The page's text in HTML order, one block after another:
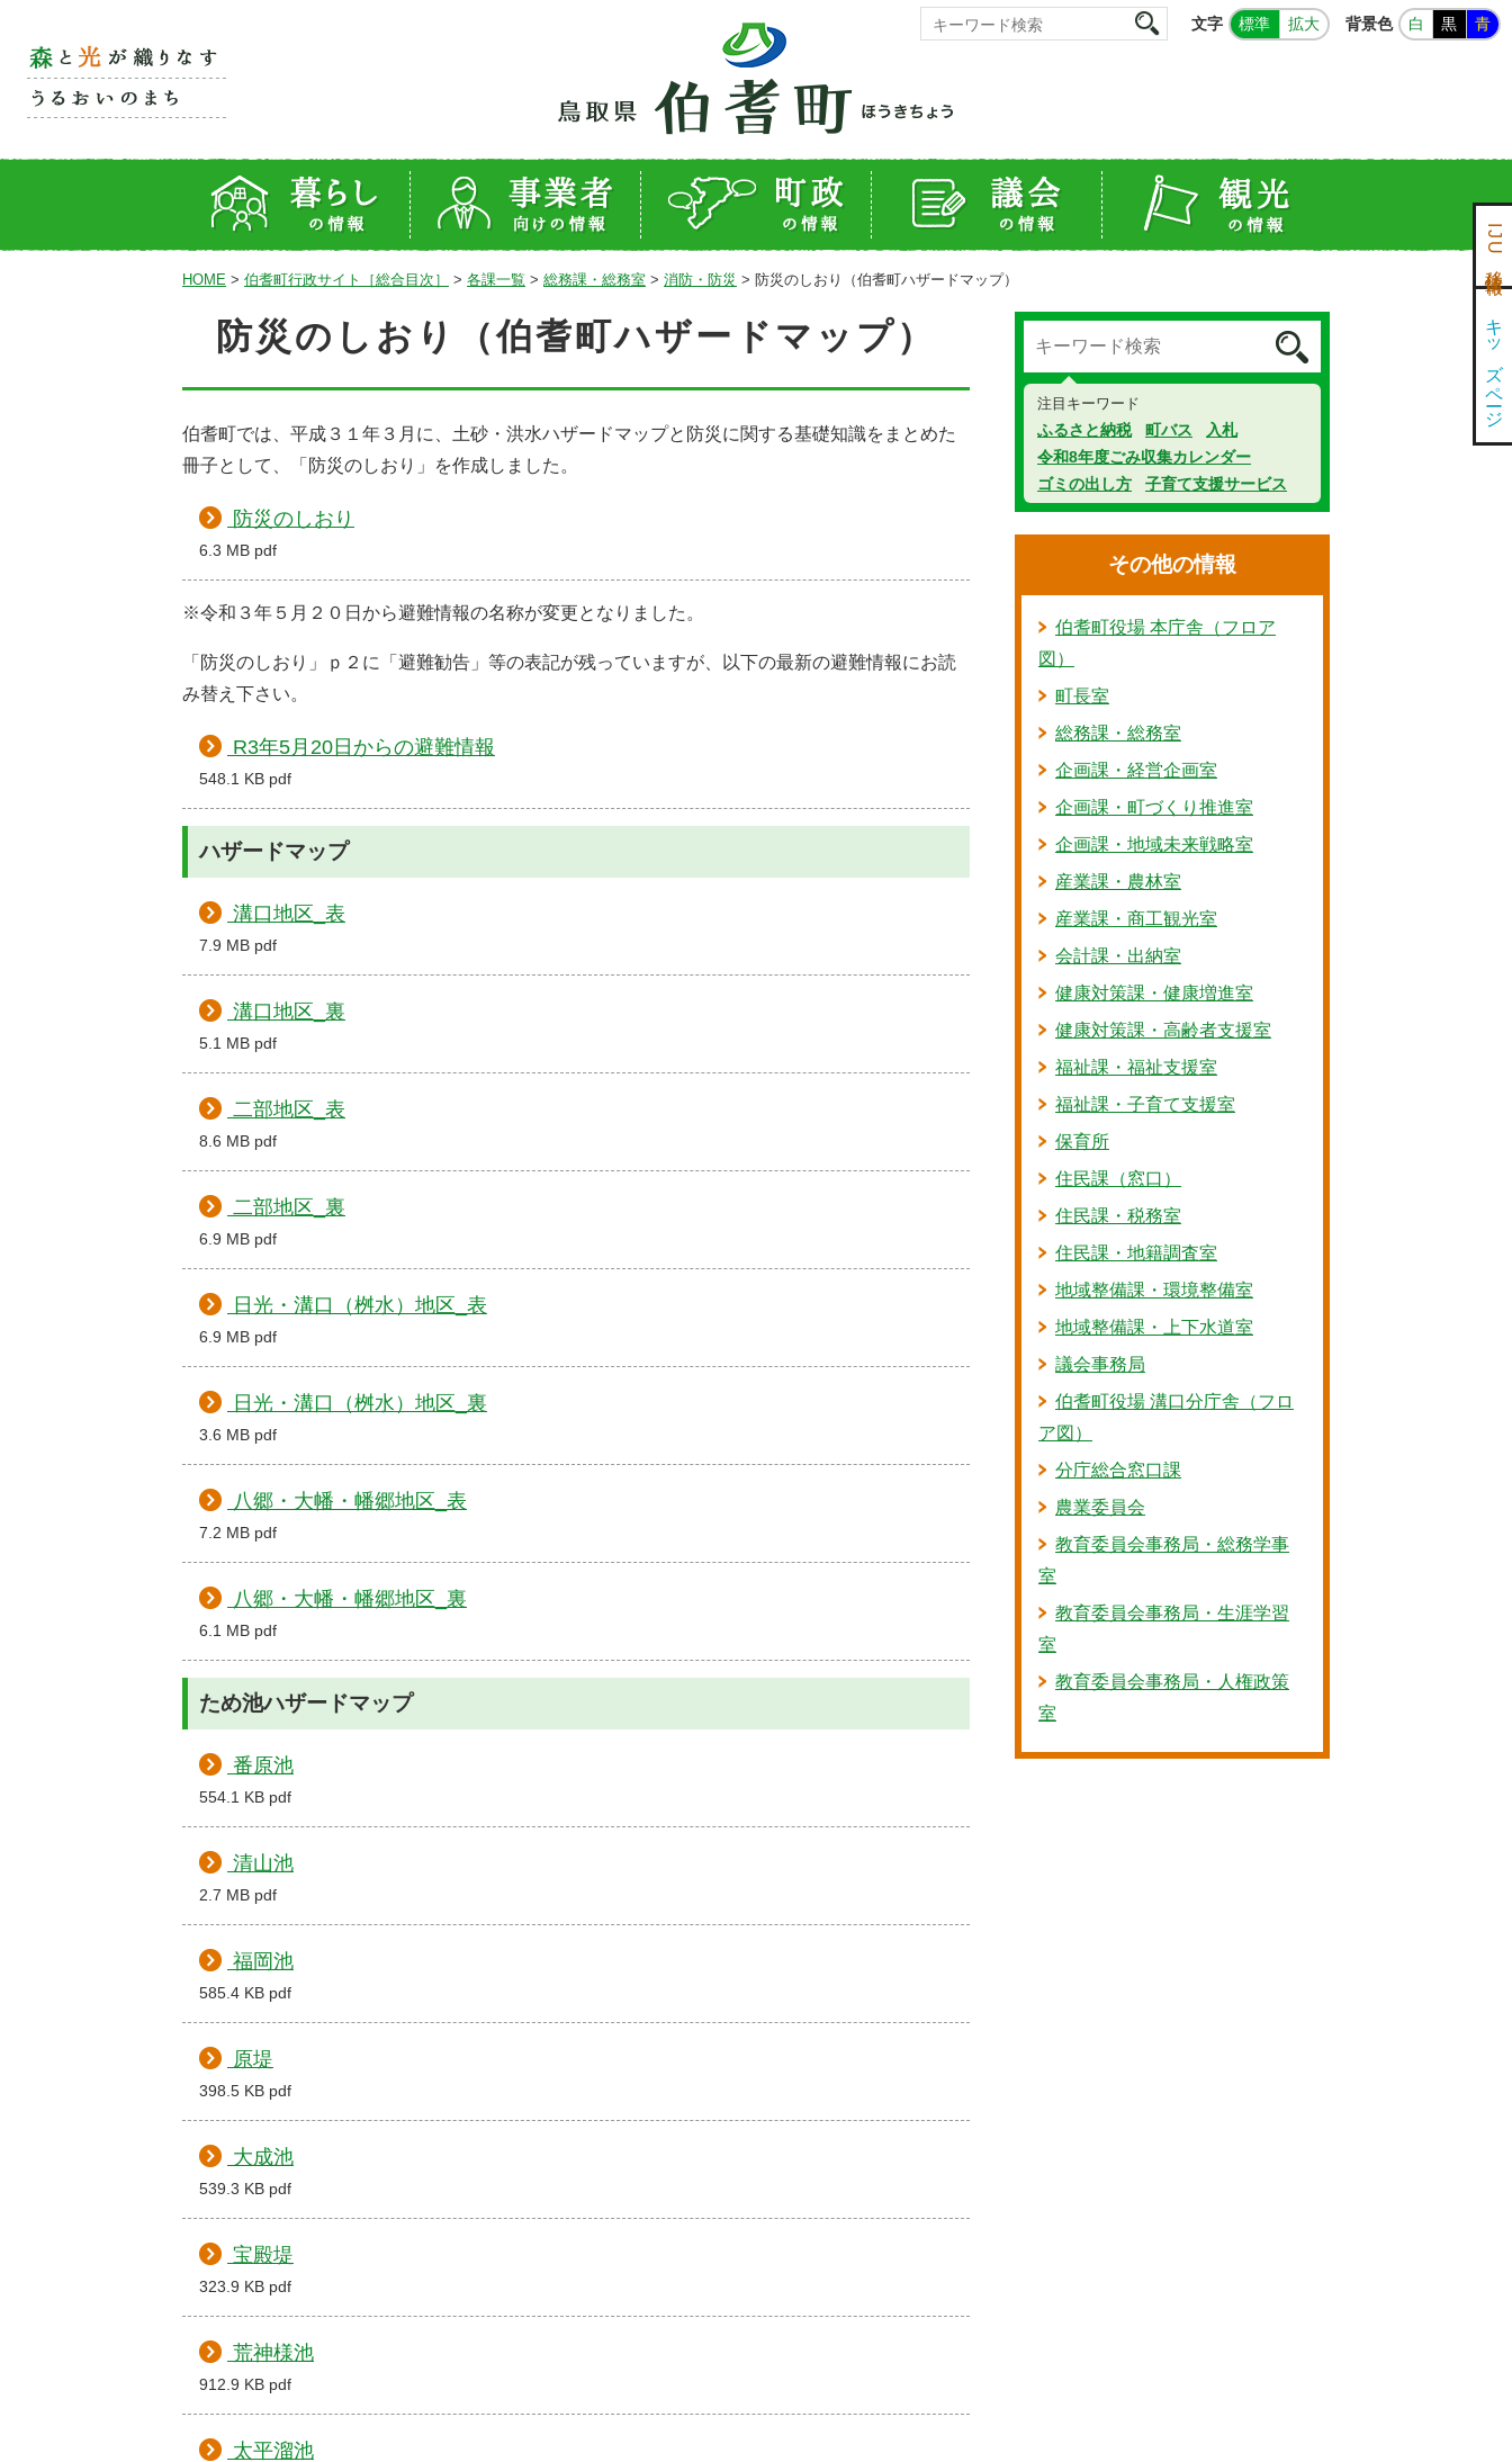
文字 標準 拡大 背景色 白 黒 青
HOME > 伯耆町行政サイト［総合目次］ > 各課一覧 > 総務課・総務室 > 消防・防災 > 防災のしおり（伯耆町ハザードマップ）
防災のしおり（伯耆町ハザードマップ）
伯耆町では、平成３１年３月に、土砂・洪水ハザードマップと防災に関する基礎知識をまとめた
冊子として、「防災のしおり」を作成しました。
防災のしおり
6.3 MB pdf
※令和３年５月２０日から避難情報の名称が変更となりました。
「防災のしおり」ｐ２に「避難勧告」等の表記が残っていますが、以下の最新の避難情報にお読
み替え下さい。
R3年5月20日からの避難情報
548.1 KB pdf
ハザードマップ
溝口地区_表
7.9 MB pdf
溝口地区_裏
5.1 MB pdf
二部地区_表
8.6 MB pdf
二部地区_裏
6.9 MB pdf
日光・溝口（桝水）地区_表
6.9 MB pdf
日光・溝口（桝水）地区_裏
3.6 MB pdf
八郷・大幡・幡郷地区_表
7.2 MB pdf
八郷・大幡・幡郷地区_裏
6.1 MB pdf
ため池ハザードマップ
番原池
554.1 KB pdf
清山池
2.7 MB pdf
福岡池
585.4 KB pdf
原堤
398.5 KB pdf
大成池
539.3 KB pdf
宝殿堤
323.9 KB pdf
荒神様池
912.9 KB pdf
太平溜池
注目キーワード
ふるさと納税 町バス
入札
令和8年度ごみ収集カレンダー
ゴミの出し方
子育て支援サービス
その他の情報
伯耆町役場 本庁舎（フロア
図）
町長室
総務課・総務室
企画課・経営企画室
企画課・町づくり推進室
企画課・地域未来戦略室
産業課・農林室
産業課・商工観光室
会計課・出納室
健康対策課・健康増進室
健康対策課・高齢者支援室
福祉課・福祉支援室
福祉課・子育て支援室
保育所
住民課（窓口）
住民課・税務室
住民課・地籍調査室
地域整備課・環境整備室
地域整備課・上下水道室
議会事務局
伯耆町役場 溝口分庁舎（フロ
ア図）
分庁総合窓口課
農業委員会
教育委員会事務局・総務学事
室
教育委員会事務局・生涯学習
室
教育委員会事務局・人権政策
室
IJU移住情報
キッズページ